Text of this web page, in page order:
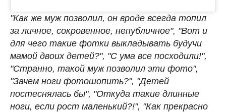
"Как же муж позволил, он вроде всегда топил
за личное, сокровенное, непубличное", "Вот и
для чего такие фотки выкладывать будучи
мамой двоих детей?", "С ума все посходили!",
"Странно, такой муж позволил эти фото",
"Зачем ноги фотошопить?", "Детей
постеснялась бы", "Откуда такие длинные
ноги, если рост маленький?!", "Как прекрасно